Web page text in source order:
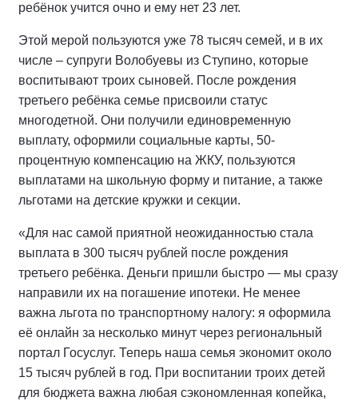
ребёнок учится очно и ему нет 23 лет.
Этой мерой пользуются уже 78 тысяч семей, и в их
числе – супруги Волобуевы из Ступино, которые
воспитывают троих сыновей. После рождения
третьего ребёнка семье присвоили статус
многодетной. Они получили единовременную
выплату, оформили социальные карты, 50-
процентную компенсацию на ЖКУ, пользуются
выплатами на школьную форму и питание, а также
льготами на детские кружки и секции.
«Для нас самой приятной неожиданностью стала
выплата в 300 тысяч рублей после рождения
третьего ребёнка. Деньги пришли быстро — мы сразу
направили их на погашение ипотеки. Не менее
важна льгота по транспортному налогу: я оформила
её онлайн за несколько минут через региональный
портал Госуслуг. Теперь наша семья экономит около
15 тысяч рублей в год. При воспитании троих детей
для бюджета важна любая сэкономленная копейка,